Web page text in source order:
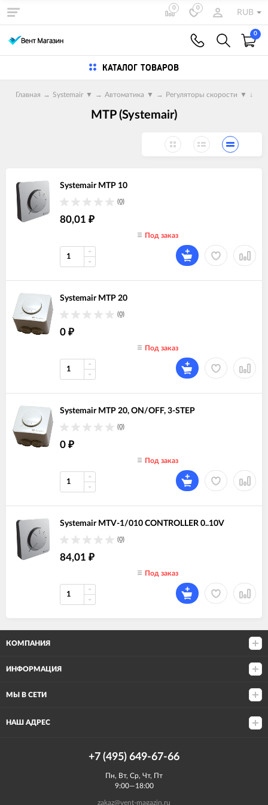
0 0
RUB
0
КАТАЛОГ ТОВАРОВ
Главная → Systemair ▼ → Автоматика ▼ → Регуляторы скорости ▼ ↓
MTP (Systemair)
Systemair MTP 10
(0)
80,01 ₽
Под заказ
Systemair MTP 20
(0)
0 ₽
Под заказ
Systemair MTP 20, ON/OFF, 3-STEP
(0)
0 ₽
Под заказ
Systemair MTV-1/010 CONTROLLER 0..10V
(0)
84,01 ₽
Под заказ
КОМПАНИЯ
ИНФОРМАЦИЯ
МЫ В СЕТИ
НАШ АДРЕС
+7 (495) 649-67-66
Пн, Вт, Ср, Чт, Пт
9:00—18:00
zakaz@vent-magazin.ru